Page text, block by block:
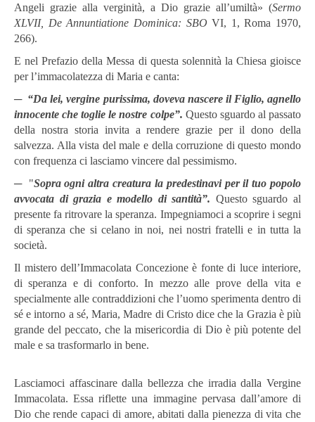
Angeli grazie alla verginità, a Dio grazie all’umiltà» (Sermo
XLVII, De Annuntiatione Dominica: SBOVI, 1, Roma 1970,
266).
E nel Prefazio della Messa di questa solennità la Chiesa gioisce
per l’immacolatezza di Maria e canta:
─ “Da lei, vergine purissima, doveva nascere il Figlio, agnello
innocente che toglie le nostre colpe”. Questo sguardo al passato
della nostra storia invita a rendere grazie per il dono della
salvezza. Alla vista del male e della corruzione di questo mondo
con frequenza ci lasciamo vincere dal pessimismo.
─ "Sopra ogni altra creatura la predestinavi per il tuo popolo
avvocata di grazia e modello di santità”. Questo sguardo al
presente fa ritrovare la speranza. Impegniamoci a scoprire i segni
di speranza che si celano in noi, nei nostri fratelli e in tutta la
società.
Il mistero dell’Immacolata Concezione è fonte di luce interiore,
di speranza e di conforto. In mezzo alle prove della vita e
specialmente alle contraddizioni che l’uomo sperimenta dentro di
sé e intorno a sé, Maria, Madre di Cristo dice che la Grazia è più
grande del peccato, che la misericordia di Dio è più potente del
male e sa trasformarlo in bene.
Lasciamoci affascinare dalla bellezza che irradia dalla Vergine
Immacolata. Essa riflette una immagine pervasa dall’amore di
Dio che rende capaci di amore, abitati dalla pienezza di vita che